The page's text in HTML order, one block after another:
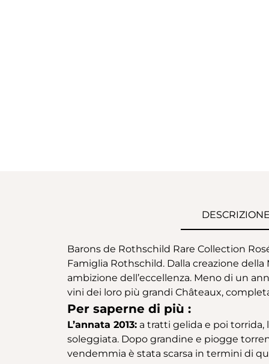
Barons de Rothschild Rare Collection
Famiglia Rothschild. Dalla creazione
ambizione dell’eccellenza. Meno di un
vini dei loro più grandi Châteaux,
Per saperne di più :
L’annata 2013: a tratti gelida e poi torrida,
soleggiata. Dopo grandine e piogge
vendemmia è stata scarsa in termini di